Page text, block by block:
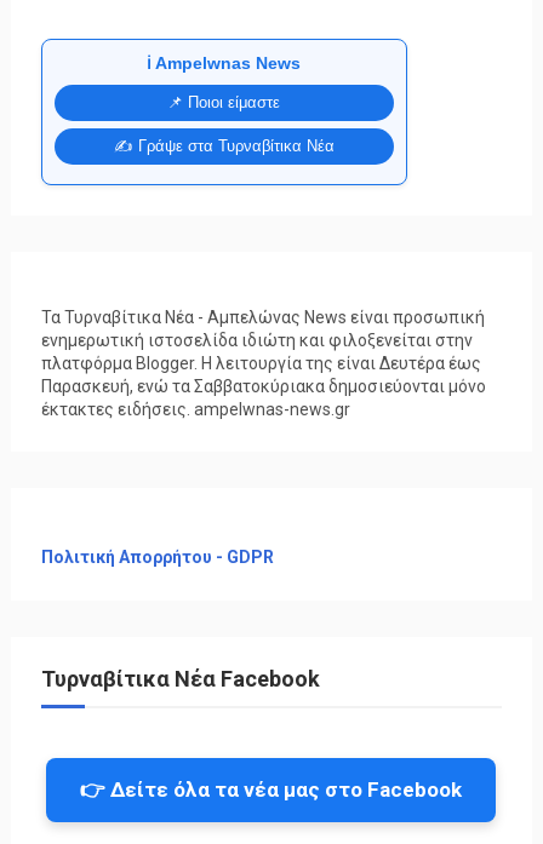
ℹ️ Ampelwnas News
📌 Ποιοι είμαστε
✍️ Γράψε στα Τυρναβίτικα Νέα
Τα Τυρναβίτικα Νέα - Αμπελώνας News είναι προσωπική
ενημερωτική ιστοσελίδα ιδιώτη και φιλοξενείται στην
πλατφόρμα Blogger. Η λειτουργία της είναι Δευτέρα έως
Παρασκευή, ενώ τα Σαββατοκύριακα δημοσιεύονται μόνο
έκτακτες ειδήσεις. ampelwnas-news.gr
Πολιτική Απορρήτου - GDPR
Τυρναβίτικα Νέα Facebook
👉 Δείτε όλα τα νέα μας στο Facebook